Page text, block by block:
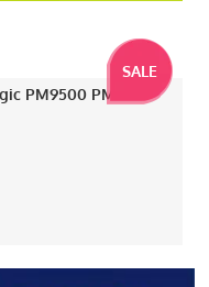
SALE
PM9500 PM9501